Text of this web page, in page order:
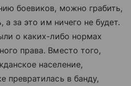
боевиков, можно грабить,
а за это им ничего не будет.
о каких-либо нормах
права. Вместо того,
население,
превратилась в банду,